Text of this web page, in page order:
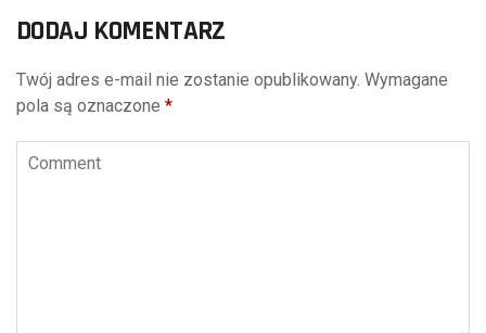
DODAJ KOMENTARZ
Twój adres e-mail nie zostanie opublikowany. Wymagane
pola są oznaczone *